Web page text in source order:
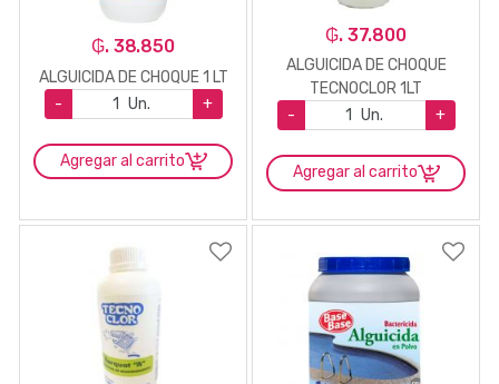
₲. 38.850
ALGUICIDA DE CHOQUE 1 LT
-
Un. +
Agregar al carrito
₲. 37.800
ALGUICIDA DE CHOQUE
TECNOCLOR 1LT
-
Un. +
Agregar al carrito